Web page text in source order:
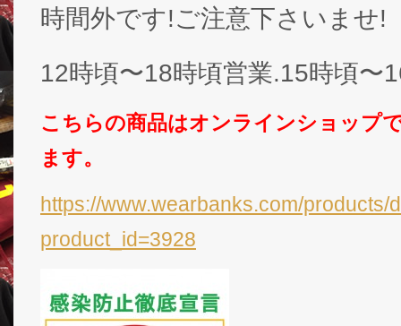
時間外です!ご注意下さいませ!
12時頃〜18時頃営業.15時頃〜
こちらの商品はオンラインショップ
ます。
https://www.wearbanks.com/products/
product_id=3928